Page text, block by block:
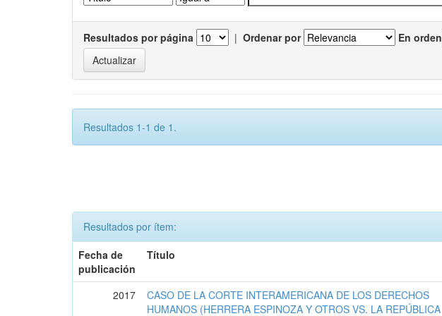
Resultados por página | Ordenar por En orden
Resultados 1-1 de 1.
Resultados por ítem:
Fecha de
publicación
Título
2017
CASO DE LA CORTE INTERAMERICANA DE LOS DERECHOS
HUMANOS (HERRERA ESPINOZA Y OTROS VS. LA REPÚBLICA